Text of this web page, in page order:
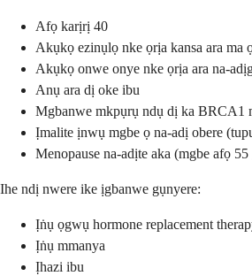
Afọ karịrị 40
Akụkọ ezinụlọ nke ọrịa kansa ara ma
Akụkọ onwe onye nke ọrịa ara na-
Anụ ara dị oke ibu
Mgbanwe mkpụrụ ndụ dị ka BRCA1
Ịmalite ịnwụ mgbe ọ na-adị obere
Menopause na-adịte aka (mgbe afọ
Ihe ndị nwere ike ịgbanwe gụnyere:
Ịṅụ ọgwụ hormone replacement
Ịṅụ mmanya
Ịhazi ibu